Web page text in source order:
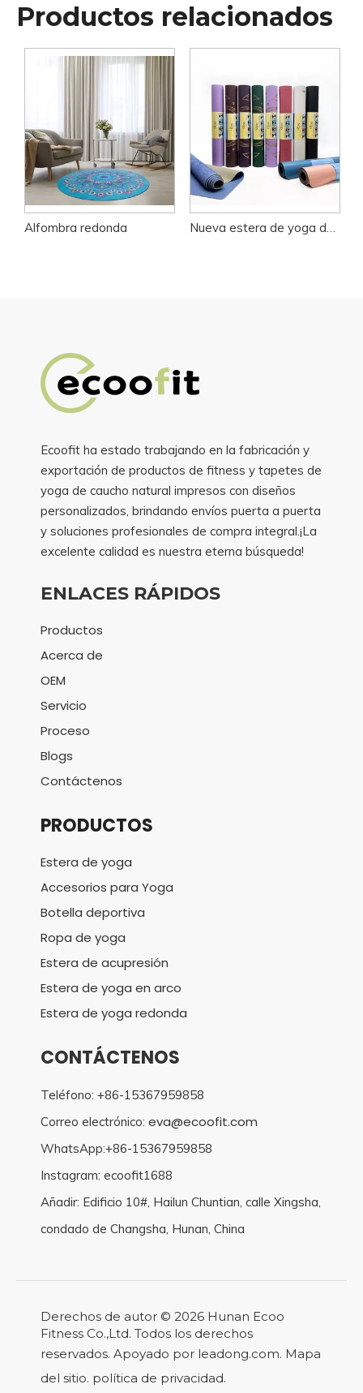
Productos relacionados
Alfombra redonda Nueva estera de yoga de PU esmerilada
Ecoofit ha estado trabajando en la fabricación y
exportación de productos de fitness y tapetes de
yoga de caucho natural impresos con diseños
personalizados, brindando envíos puerta a puerta
y soluciones profesionales de compra integral.¡La
excelente calidad es nuestra eterna búsqueda!
ENLACES RÁPIDOS
Productos
Acerca de
OEM
Servicio
Proceso
Blogs
Contáctenos
PRODUCTOS
Estera de yoga
Accesorios para Yoga
Botella deportiva
Ropa de yoga
Estera de acupresión
Estera de yoga en arco
Estera de yoga redonda
CONTÁCTENOS
Teléfono: +86-15367959858
Correo electrónico: eva@ecoofit.com
WhatsApp:+86-15367959858
Instagram: ecoofit1688
Añadir: Edificio 10#, Hailun Chuntian, calle Xingsha,
condado de Changsha, Hunan, China
Derechos de autor © 2026 Hunan Ecoo
Fitness Co.,Ltd. Todos los derechos
reservados. Apoyado por leadong.com. Mapa
del sitio. política de privacidad.